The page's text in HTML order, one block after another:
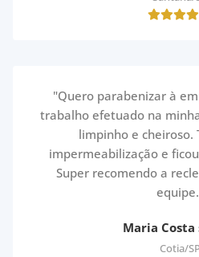
"Quero parabenizar à
trabalho efetuado na
limpinho e cheiroso.
impermeabilização e
Super recomendo a
Maria Costa
Cotia/SP